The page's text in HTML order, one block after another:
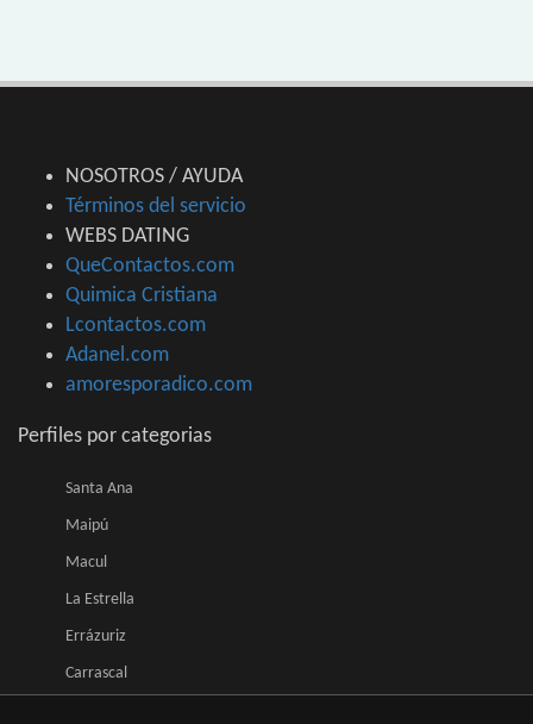
NOSOTROS / AYUDA
Términos del servicio
WEBS DATING
QueContactos.com
Quimica Cristiana
Lcontactos.com
Adanel.com
amoresporadico.com
Perfiles por categorias
Santa Ana
Maipú
Macul
La Estrella
Errázuriz
Carrascal